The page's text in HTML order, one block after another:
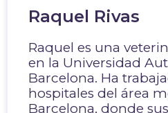
Raquel Rivas
Raquel es una
en la Universidad
Barcelona. Ha
hospitales del área
Barcelona, donde